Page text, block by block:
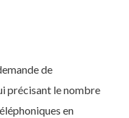
de
précisant le nombre
en